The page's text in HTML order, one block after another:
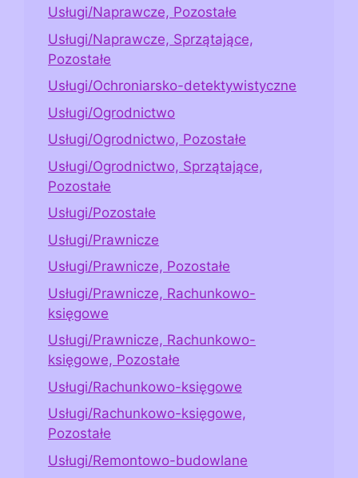
Usługi/Naprawcze, Pozostałe
Usługi/Naprawcze, Sprzątające,
Pozostałe
Usługi/Ochroniarsko-detektywistyczne
Usługi/Ogrodnictwo
Usługi/Ogrodnictwo, Pozostałe
Usługi/Ogrodnictwo, Sprzątające,
Pozostałe
Usługi/Pozostałe
Usługi/Prawnicze
Usługi/Prawnicze, Pozostałe
Usługi/Prawnicze, Rachunkowo-
księgowe
Usługi/Prawnicze, Rachunkowo-
księgowe, Pozostałe
Usługi/Rachunkowo-księgowe
Usługi/Rachunkowo-księgowe,
Pozostałe
Usługi/Remontowo-budowlane